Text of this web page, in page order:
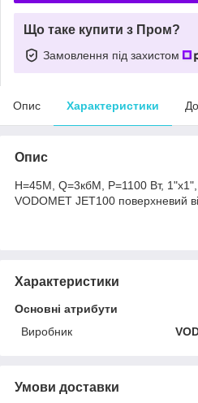
Що таке купити з Пром?
Замовлення під захистом
Опис Характеристики
Опис
Н=45М, Q=3кбМ, P=1100 Вт,
VODOMET JET100 поверхневий
Характеристики
Основні атрибути
Виробник
Умови доставки